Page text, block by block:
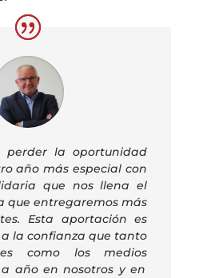
perder la oportunidad
año más especial con
que nos llena el
que entregaremos más
. Esta aportación es
la confianza quetanto
como los medios
año en nosotros y en